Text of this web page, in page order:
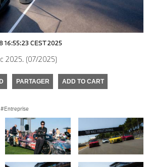
16:55:23 CEST 2025
2025. (07/2025)
PARTAGER ADD TO CART
Entreprise